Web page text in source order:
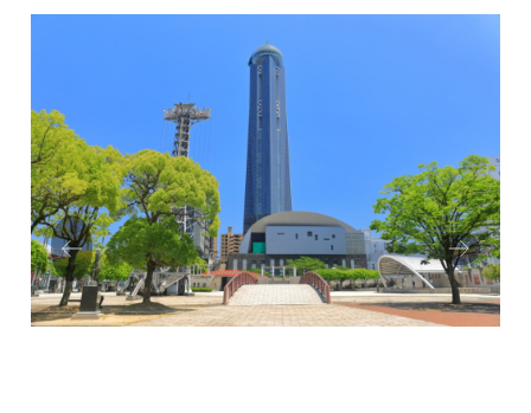
Prev
ious
Next